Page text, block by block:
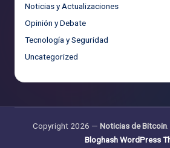
Noticias y Actualizaciones
Opinión y Debate
Tecnología y Seguridad
Uncategorized
Copyright 2026 — Noticias de Bitcoin
Bloghash WordPress